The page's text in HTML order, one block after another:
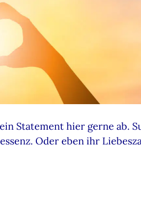
Statement hier gerne ab.
Oder eben ihr